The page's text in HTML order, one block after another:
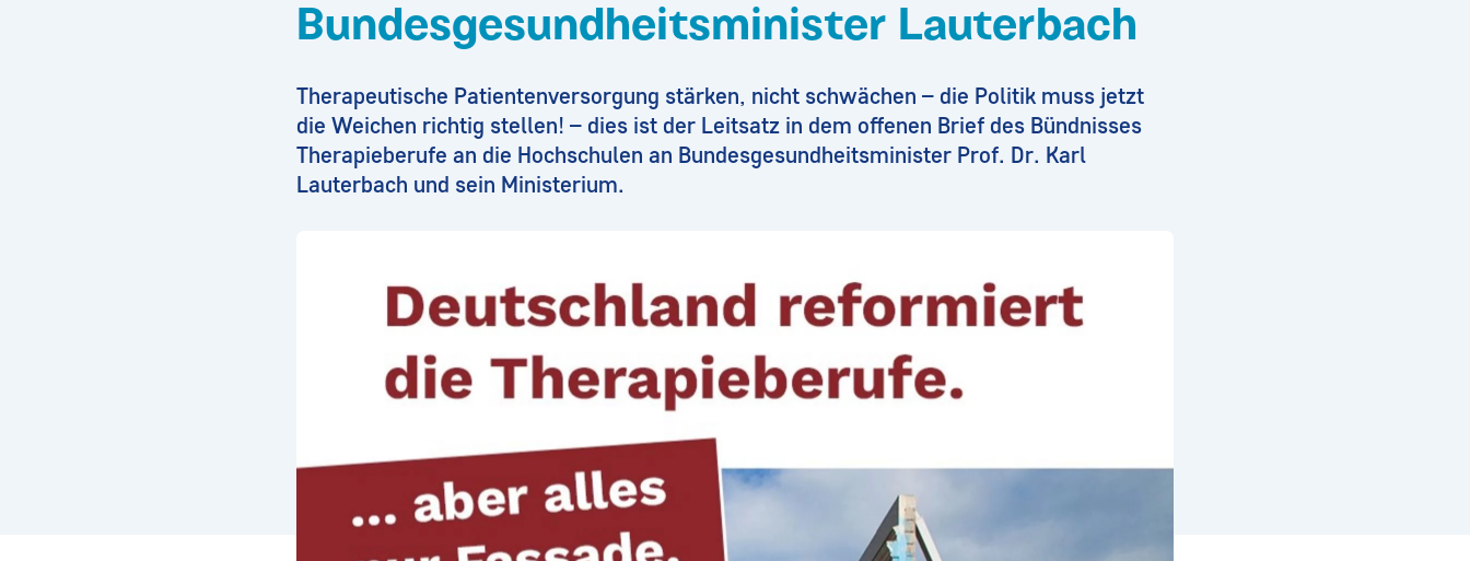
Bundesgesundheitsminister Lauterbach
Therapeutische Patientenversorgung stärken, nicht schwächen – die Politik muss jetzt
die Weichen richtig stellen! – dies ist der Leitsatz in dem offenen Brief des Bündnisses
Therapieberufe an die Hochschulen an Bundesgesundheitsminister Prof. Dr. Karl
Lauterbach und sein Ministerium.